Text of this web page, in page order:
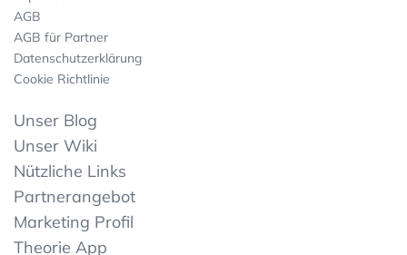
AGB
AGB für Partner
Datenschutzerklärung
Cookie Richtlinie
Unser Blog
Unser Wiki
Nützliche Links
Partnerangebot
Marketing Profil
Theorie App